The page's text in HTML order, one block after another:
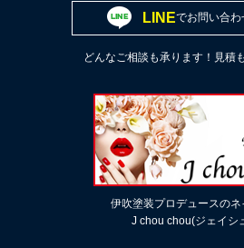
LINEでお問い合わ
どんなご相談も承ります！見積
伊吹塗装プロデュースのネ
J chou chou(ジェイシ